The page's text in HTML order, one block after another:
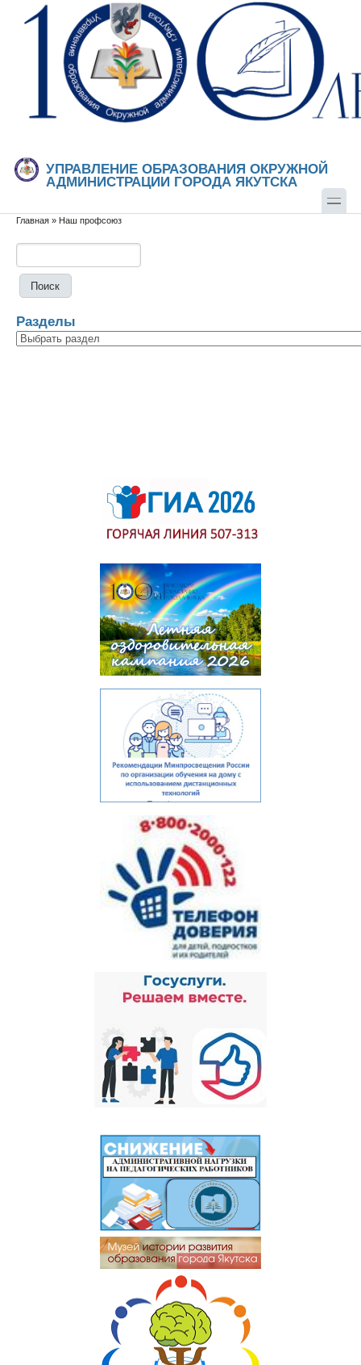
Перейти к основному содержанию
Skip to search
УПРАВЛЕНИЕ ОБРАЗОВАНИЯ ОКРУЖНОЙ
АДМИНИСТРАЦИИ ГОРОДА ЯКУТСКА
Вы здесь
Главная » Наш профсоюз
Разделы